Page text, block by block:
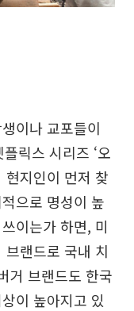
이나 교포들이
릭스 시리즈 ‘오
현지인이 먼저 찾
으로 명성이 높
이는가 하면, 미
랜드로 국내 치
거 브랜드도 한국
이 높아지고 있